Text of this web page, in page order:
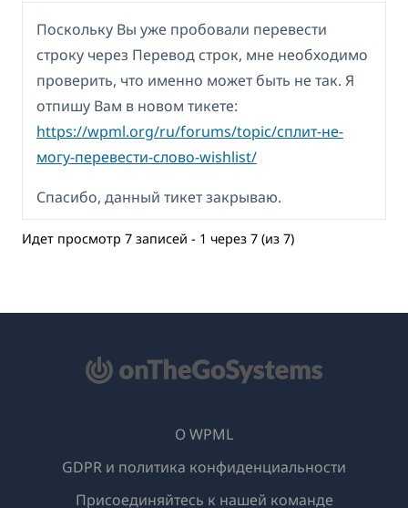
Поскольку Вы уже пробовали перевести
строку через Перевод строк, мне необходимо
проверить, что именно может быть не так. Я
отпишу Вам в новом тикете:
https://wpml.org/ru/forums/topic/сплит-не-
могу-перевести-слово-wishlist/
Спасибо, данный тикет закрываю.
Идет просмотр 7 записей - 1 через 7 (из 7)
О WPML
GDPR и политика конфиденциальности
Присоединяйтесь к нашей команде